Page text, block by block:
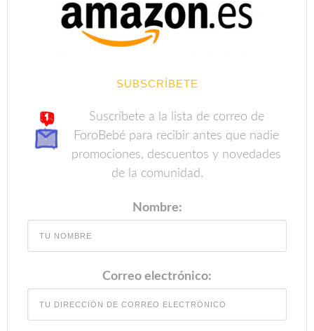
SUBSCRÍBETE
Suscríbete a la lista de correo de
ForoBebé para recibir antes que nadie
promociones, descuentos y novedades
de la comunidad.
Nombre:
Correo electrónico: